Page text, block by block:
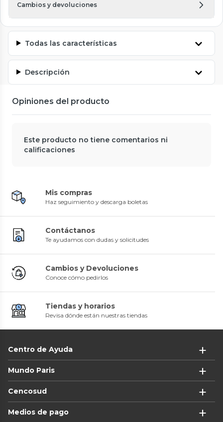
Cambios y devoluciones
Todas las características
Descripción
Opiniones del producto
Este producto no tiene comentarios ni
calificaciones
Mis compras
Haz seguimiento y descarga boletas
Contáctanos
Te ayudamos con dudas y solicitudes
Cambios y Devoluciones
Conoce cómo pedirlos
Tiendas y horarios
Revisa dónde están nuestras tiendas
Centro de Ayuda
Mundo Paris
Cencosud
Medios de pago